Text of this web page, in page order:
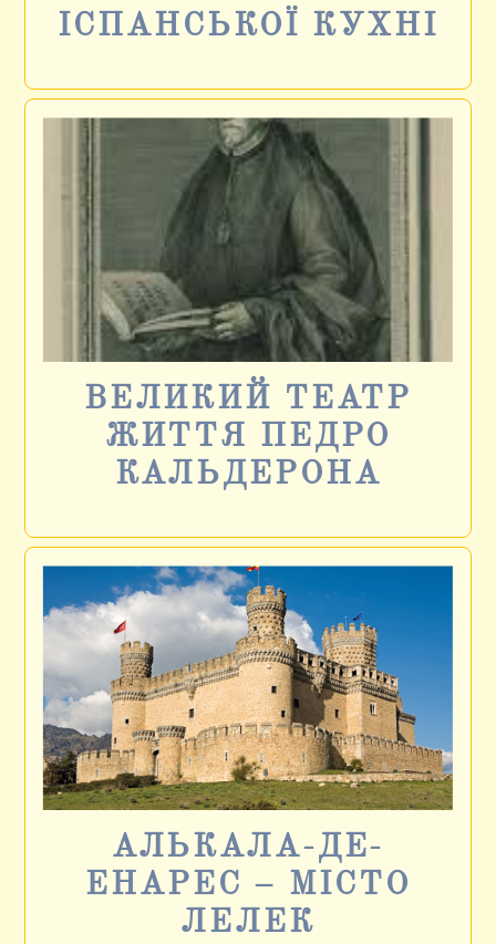
ІСПАНСЬКОЇ КУХНІ
ВЕЛИКИЙ ТЕАТР
ЖИТТЯ ПЕДРО
КАЛЬДЕРОНА
АЛЬКАЛА-ДЕ-
ЕНАРЕС – МІСТО
ЛЕЛЕК